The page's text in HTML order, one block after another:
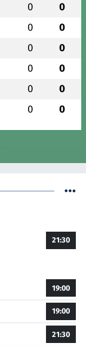
0 0
0 0
0 0
0 0
0 0
0 0
21:30
19:00
19:00
21:30